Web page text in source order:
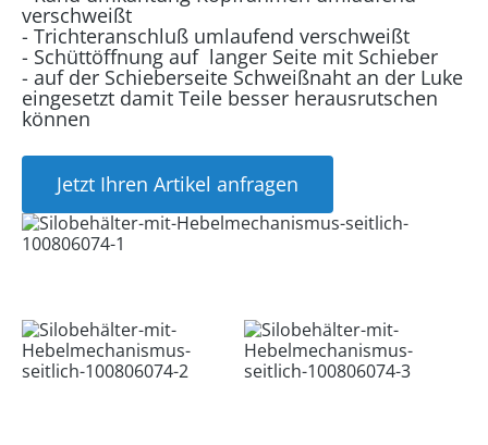
verschweißt
- Trichteranschluß umlaufend verschweißt
- Schüttöffnung auf langer Seite mit Schieber
- auf der Schieberseite Schweißnaht an der Luke
eingesetzt damit Teile besser herausrutschen
können
Jetzt Ihren Artikel anfragen